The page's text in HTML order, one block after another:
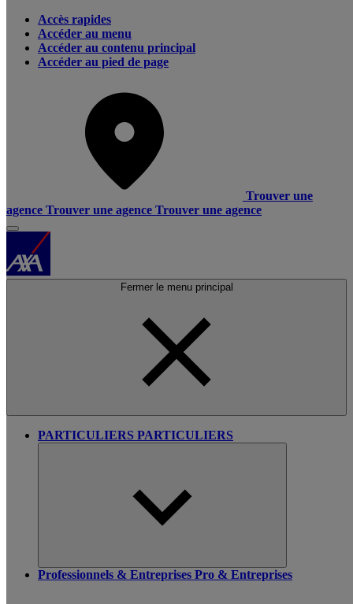
Accès rapides
Accéder au menu
Accéder au contenu principal
Accéder au pied de page
Trouver une
agence Trouver une agence Trouver une agence
Fermer le menu principal
PARTICULIERS PARTICULIERS
Professionnels & Entreprises Pro & Entreprises